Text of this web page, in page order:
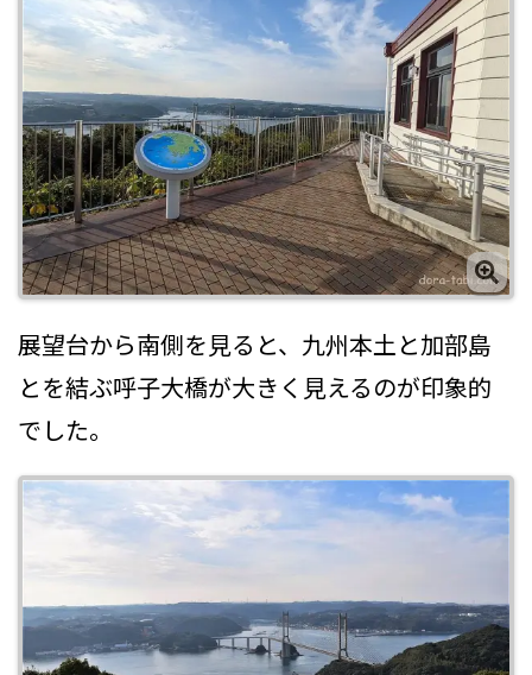
展望台から南側を見ると、九州本土と加部島
とを結ぶ呼子大橋が大きく見えるのが印象的
でした。